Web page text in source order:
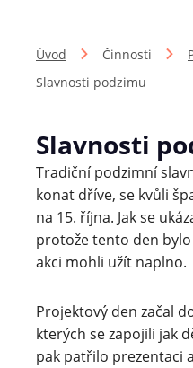
Úvod Činnosti
Slavnosti podzimu
Slavnosti
Tradiční podzimní
konat dříve, se kvůli
na 15. října. Jak se
protože tento den
akci mohli užít naplno.
Projektový den začal
kterých se zapojili jak
pak patřilo prezentaci